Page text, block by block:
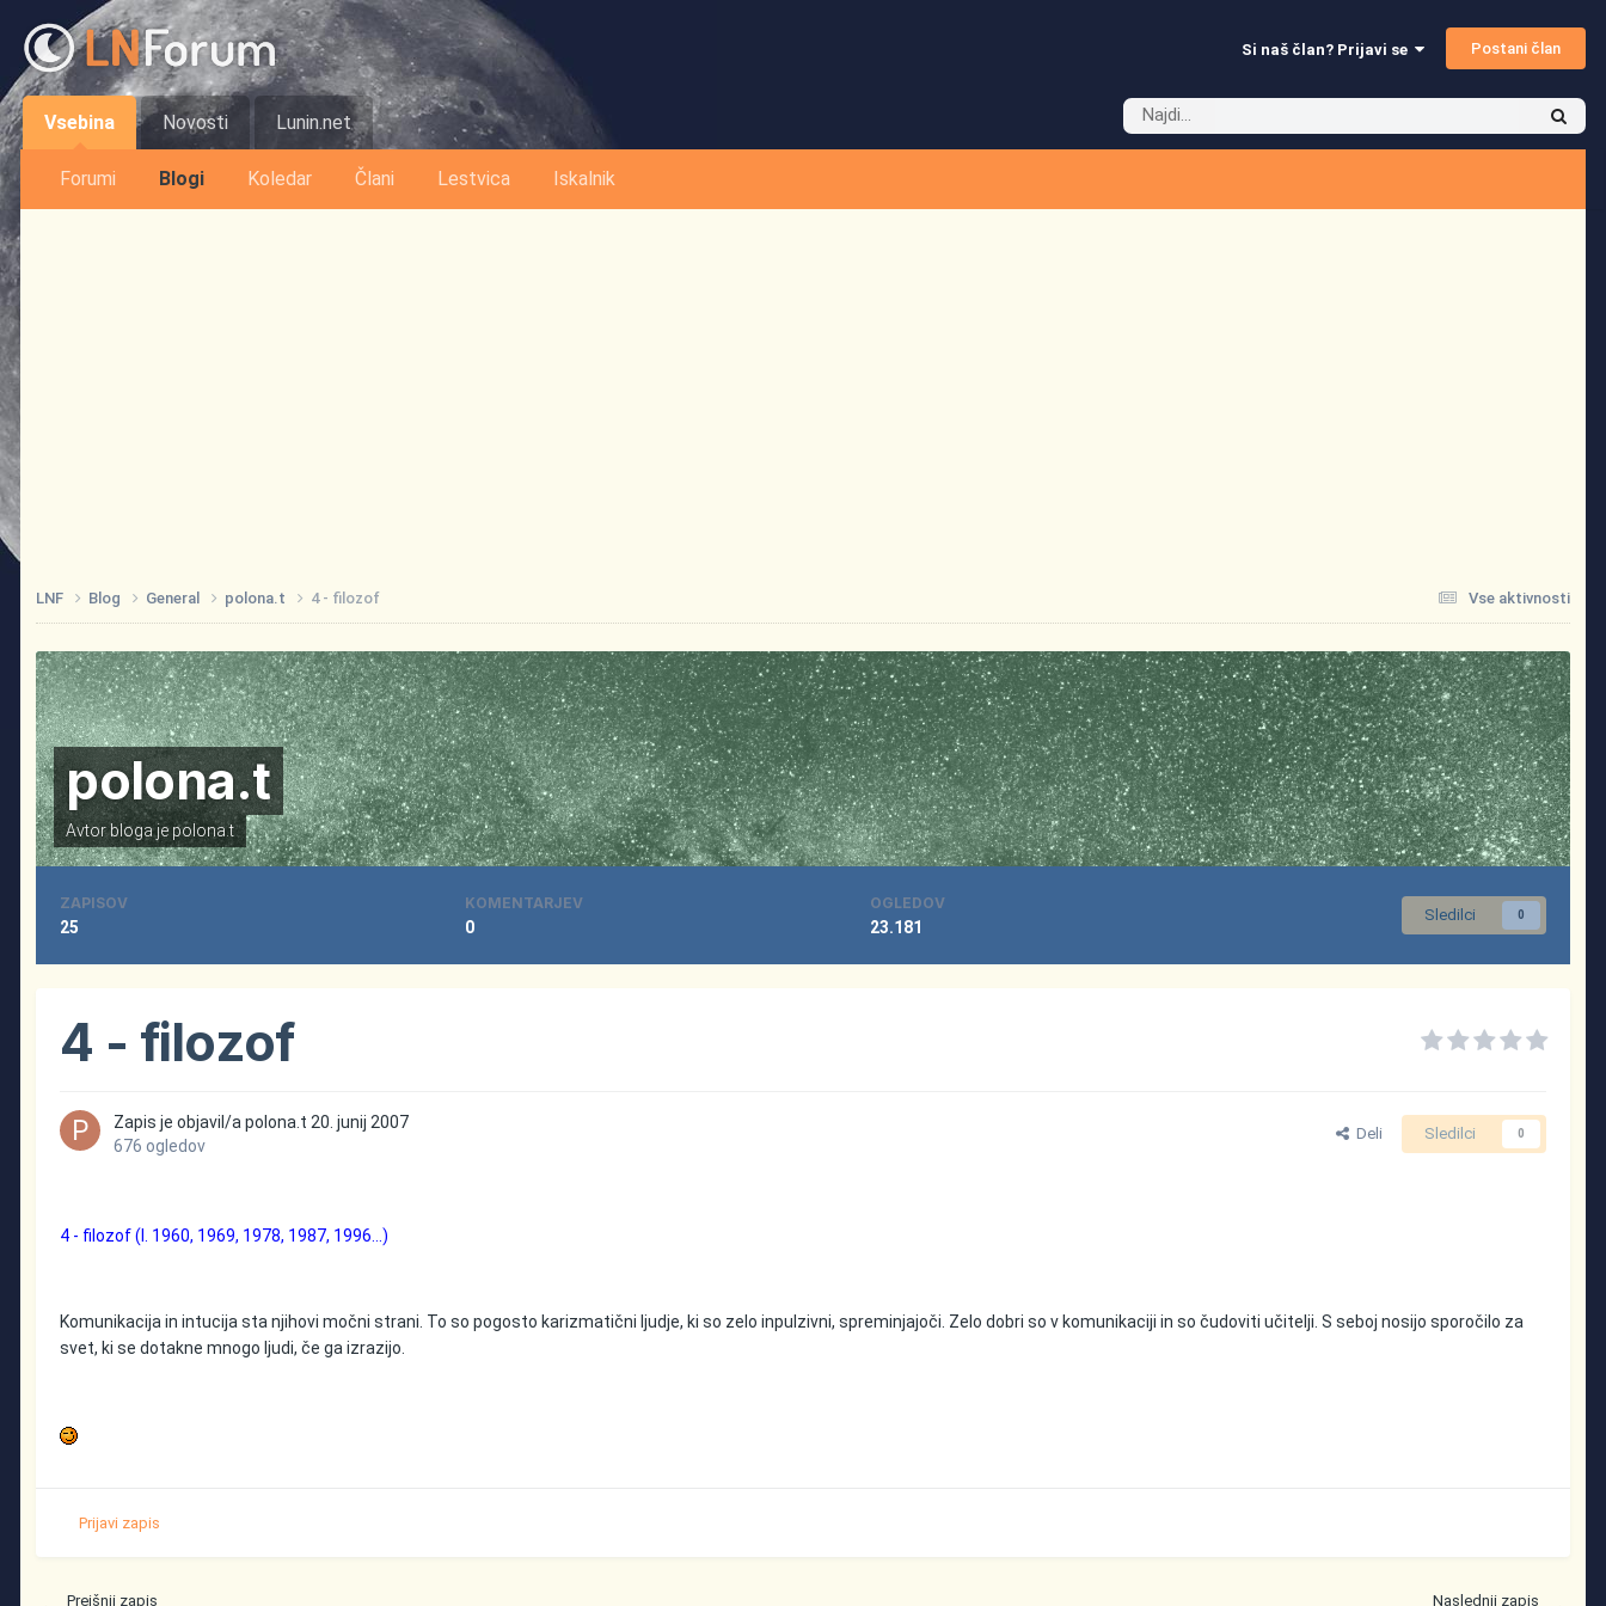
Si naš član? Prijavi se Postani član
Vsebina
Forumi Blogi Koledar Člani Lestvica Iskalnik
Novosti Lunin.net
Vse aktivnosti
LNF Blog General polona.t 4 - filozof
polona.t
Avtor bloga jepolona.t
Sledilci 0
ZAPISOV
25
KOMENTARJEV
0
OGLEDOV
23.181
4 - filozof
Zapis je objavil/apolona.t 20. junij 2007
676 ogledov
Deli Sledilci 0
4 - filozof (l. 1960, 1969, 1978, 1987, 1996...)
Komunikacija in intucija sta njihovi močni strani. To so pogosto karizmatični ljudje, ki so zelo inpulzivni, spreminjajoči. Zelo dobri so v komunikaciji in so čudoviti učitelji. S seboj nosijo sporočilo za
svet, ki se dotakne mnogo ljudi, če ga izrazijo.
Prijavi zapis
Prejšnji zapis Naslednji zapis